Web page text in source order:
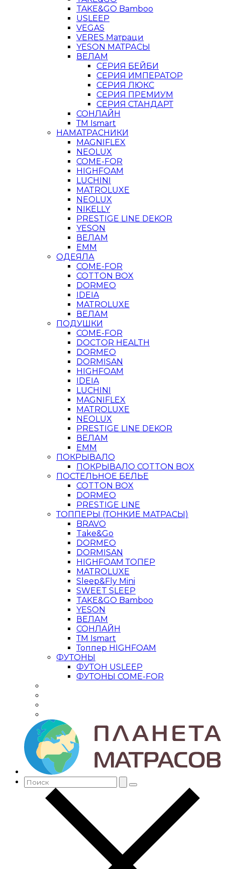
TAKE&GO Bamboo
USLEEP
VEGAS
VERES Матраци
YESON МАТРАСЫ
ВЕЛАМ
СЕРИЯ БЕЙБИ
СЕРИЯ ИМПЕРАТОР
СЕРИЯ ЛЮКС
СЕРИЯ ПРЕМИУМ
СЕРИЯ СТАНДАРТ
СОНЛАЙН
ТМ Ismart
НАМАТРАСНИКИ
MAGNIFLEX
NEOLUX
COME-FOR
HIGHFOAM
LUCHINI
MATROLUXE
NEOLUX
NIKELLY
PRESTIGE LINE DEKOR
YESON
ВЕЛАМ
ЕММ
ОДЕЯЛА
COME-FOR
COTTON BOX
DORMEO
IDEIA
MATROLUXE
ВЕЛАМ
ПОДУШКИ
COME-FOR
DOCTOR HEALTH
DORMEO
DORMISAN
HIGHFOAM
IDEIA
LUCHINI
MAGNIFLEX
MATROLUXE
NEOLUX
PRESTIGE LINE DEKOR
ВЕЛАМ
ЕММ
ПОКРЫВАЛО
ПОКРЫВАЛО COTTON BOX
ПОСТЕЛЬНОЕ БЕЛЬЕ
COTTON BOX
DORMEO
PRESTIGE LINE
ТОППЕРЫ (ТОНКИЕ МАТРАСЫ)
BRAVO
Take&Go
DORMEO
DORMISAN
HIGHFOAM ТОПЕР
MATROLUXE
Sleep&Fly Mini
SWEET SLEEP
TAKE&GO Bamboo
YESON
ВЕЛАМ
СОНЛАЙН
ТМ Ismart
Топпер HIGHFOAM
ФУТОНЫ
ФУТОН USLEEP
ФУТОНЫ COME-FOR